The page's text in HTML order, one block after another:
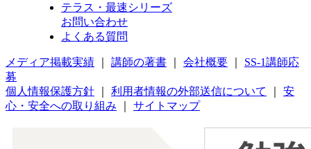
テラス・最速シリーズ
お問い合わせ
よくある質問
メディア掲載実績 講師の著書 会社概要
SS-1講師応
募
個人情報保護方針
利用者情報の外部送信について
安
心・安全への取り組み
サイトマップ